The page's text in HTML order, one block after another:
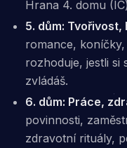
Hrana 4. domu
5. dům: Tvořivost,
romance,
rozhoduje, jestli si
zvládáš.
6. dům: Práce,
povinnosti,
zdravotní rituály,